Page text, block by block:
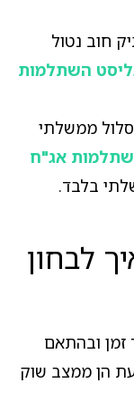
חוב נטול
השתלמות
ממשלתי
אג"ח
בלבד.
לבחון
זמן ובהתאם
הן ממצב שוק